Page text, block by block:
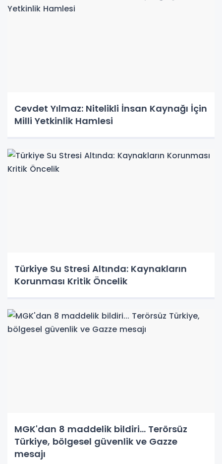
Cevdet Yılmaz: Nitelikli İnsan Kaynağı İçin
Milli Yetkinlik Hamlesi
Türkiye Su Stresi Altında: Kaynakların
Korunması Kritik Öncelik
MGK'dan 8 maddelik bildiri... Terörsüz
Türkiye, bölgesel güvenlik ve Gazze
mesajı